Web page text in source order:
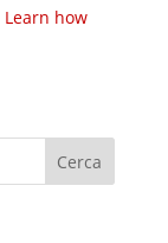
Learn how